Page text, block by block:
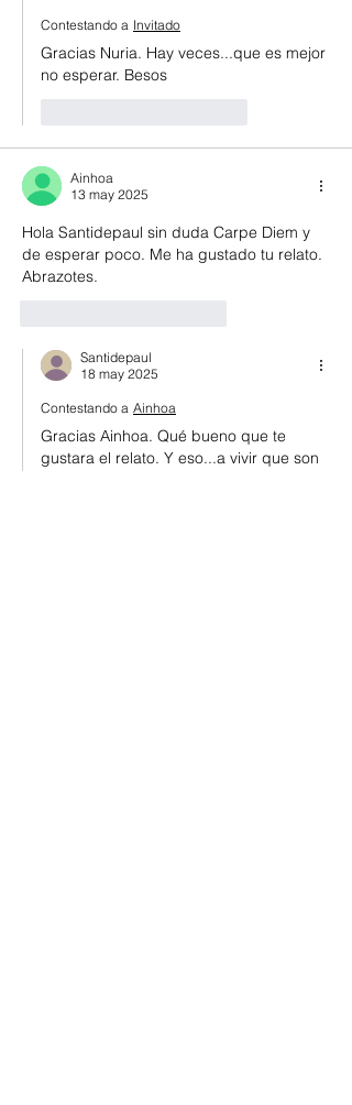
Contestando a Invitado
Gracias Nuria. Hay veces...que es mejor
no esperar. Besos
Ainhoa
13 may 2025
Hola Santidepaul sin duda Carpe Diem y
de esperar poco. Me ha gustado tu relato.
Abrazotes.
Santidepaul
18 may 2025
Contestando a Ainhoa
Gracias Ainhoa. Qué bueno que te
gustara el relato. Y eso...a vivir que son